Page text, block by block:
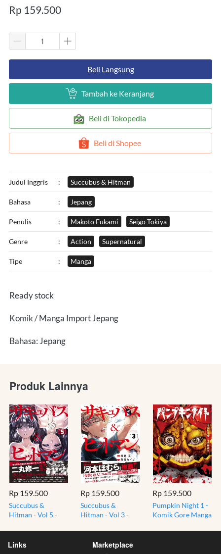
Rp 159.500
`Beli Langsung
` Tambah ke Keranjang
` Beli di Tokopedia
` Beli di Shopee
Judul Inggris : Succubus & Hitman
Bahasa : Jepang
Penulis : Makoto Fukami Seigo Tokiya
Genre : Action Supernatural
Tipe : Manga
Ready stock
Komik / Manga Import Jepang
Bahasa: Jepang
Produk Lainnya
Rp 159.500
Succubus &
Hitman - Vol 5 -
Red Comics JP
Rp 159.500
Succubus &
Hitman - Vol 3 -
Red Comics JP
Rp 159.500
Pumpkin Night 1 -
Komik Gore Manga
Links Marketplace